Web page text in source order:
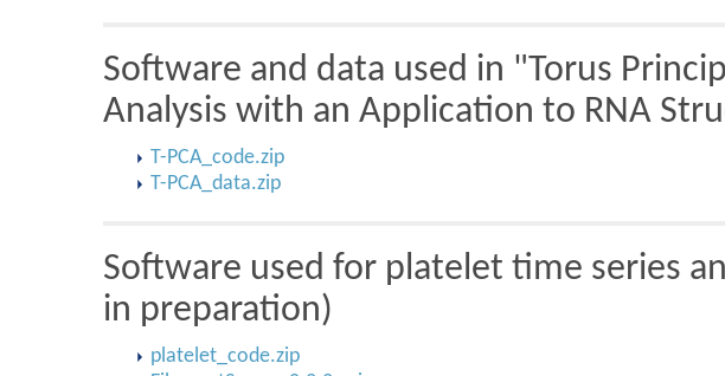
Software and data used in "Torus
Analysis with an Application to RNA
T-PCA_code.zip
T-PCA_data.zip
Software used for platelet time series
in preparation)
platelet_code.zip